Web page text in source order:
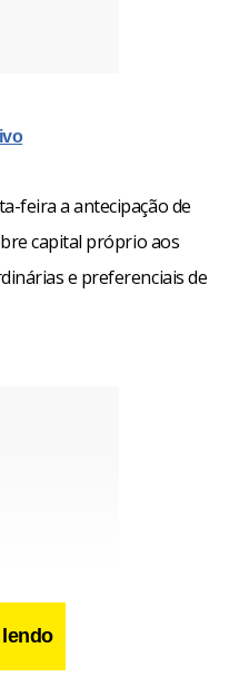
feira a antecipação de
capital próprio aos
e preferenciais de